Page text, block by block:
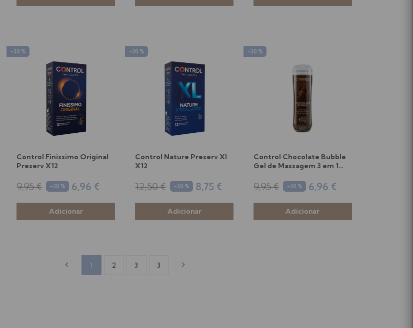
-30 %
Control Finissimo Original
Preserv X12
9,95 € -30 % 6,96 €
-30 %
Control Nature Preserv Xl
X12
12,50 € -30 % 8,75 €
-30 %
Control Chocolate Bubble
Gel de Massagem 3 em 1
9,95 € -30 % 6,96 €
1 2 3 3